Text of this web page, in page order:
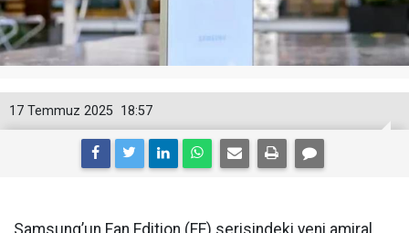
18:57
17 Temmuz 2025